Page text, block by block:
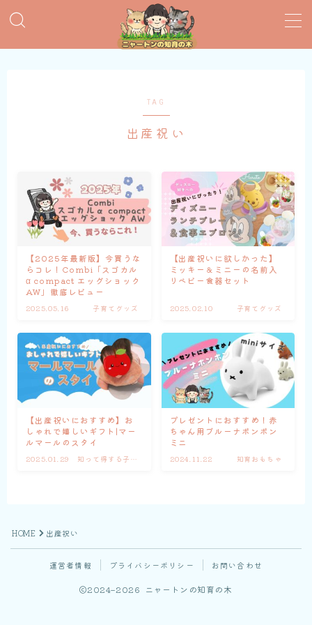
MENU
知育おもちゃ
TAG
出産祝い
【2025年最新版】今買うな
らコレ！Combi「スゴカル
α compact エッグショック
AW」徹底レビュー
2025.05.16 子育てグッズ
【出産祝いに欲しかった】
ミッキー＆ミニーの名前入
りベビー食器セット
2025.02.10 子育てグッズ
【出産祝いにおすすめ】お
しゃれで嬉しいギフト|マー
ルマールのスタイ
2025.01.29
知って得する子育
プレゼントにおすすめ！赤
ちゃん用ブルーナボンボン
ミニ
2024.11.22 知育おもちゃ
HOME 出産祝い
運営者情報 プライバシーポリシー お問い合わせ
2024–2026 ニャートンの知育の木